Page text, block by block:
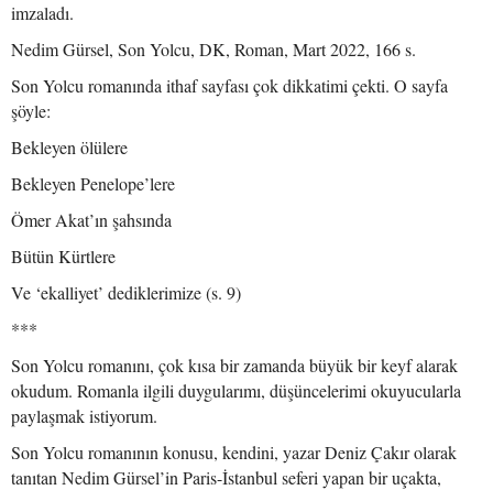
imzaladı.
Nedim Gürsel, Son Yolcu, DK, Roman, Mart 2022, 166 s.
Son Yolcu romanında ithaf sayfası çok dikkatimi çekti. O sayfa
şöyle:
Bekleyen ölülere
Bekleyen Penelope’lere
Ömer Akat’ın şahsında
Bütün Kürtlere
Ve ‘ekalliyet’ dediklerimize (s. 9)
***
Son Yolcu romanını, çok kısa bir zamanda büyük bir keyf alarak
okudum. Romanla ilgili duygularımı, düşüncelerimi okuyucularla
paylaşmak istiyorum.
Son Yolcu romanının konusu, kendini, yazar Deniz Çakır olarak
tanıtan Nedim Gürsel’in Paris-İstanbul seferi yapan bir uçakta,